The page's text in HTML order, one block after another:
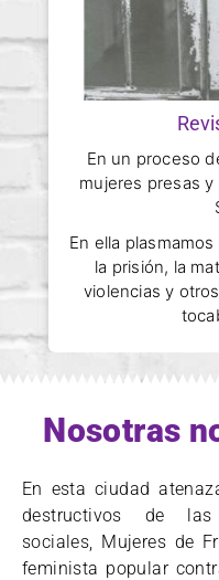
En un proceso
mujeres presas y
En ella plasmamos
la prisión, la
violencias y otros
Nosotras
En esta ciudad
destructivos de
sociales, Mujeres de
feminista popular